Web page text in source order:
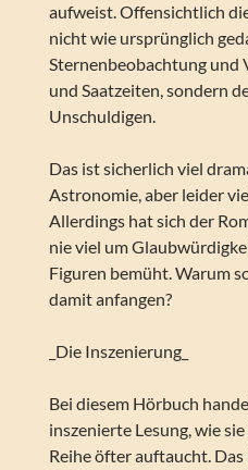
aufweist. Offensichtlich
nicht wie ursprünglich
Sternenbeobachtung und
und Saatzeiten, sondern
Unschuldigen.
Das ist sicherlich viel
Astronomie, aber leider
Allerdings hat sich der
nie viel um
Figuren bemüht. Warum
damit anfangen?
_Die Inszenierung_
Bei diesem Hörbuch
inszenierte Lesung, wie
Reihe öfter auftaucht.